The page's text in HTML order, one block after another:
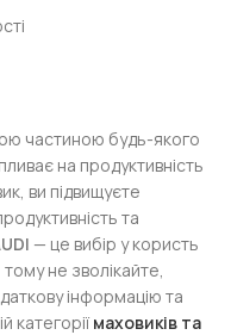
частиною будь-якого
на продуктивність
ви підвищуєте
та
— це вибір у користь
не зволікайте,
інформацію та
категорії маховиків та